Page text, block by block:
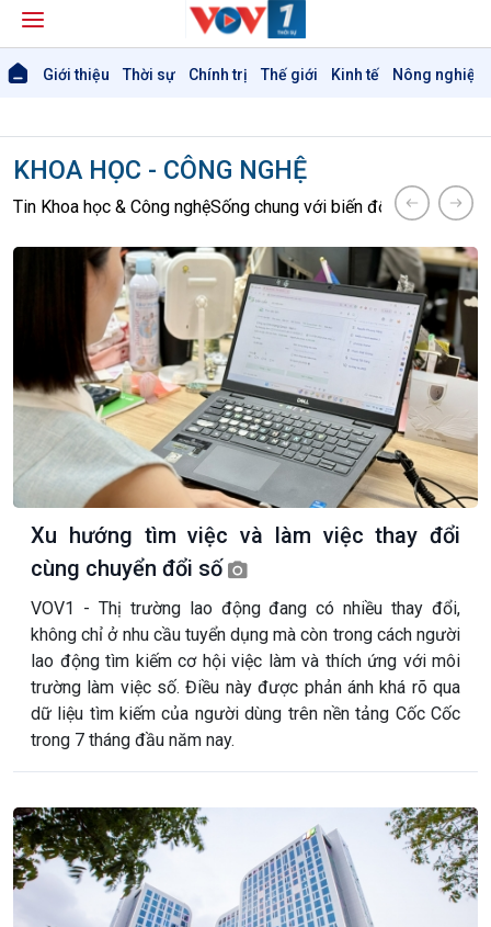
Giới thiệu Thời sự Chính trị Thế giới Kinh tế Nông nghiệp
KHOA HỌC - CÔNG NGHỆ
Tin Khoa học & Công nghệSống chung với biến đổi khí hậu Kết
Xu hướng tìm việc và làm việc thay đổi
cùng chuyển đổi số
VOV1 - Thị trường lao động đang có nhiều thay đổi,
không chỉ ở nhu cầu tuyển dụng mà còn trong cách người
lao động tìm kiếm cơ hội việc làm và thích ứng với môi
trường làm việc số. Điều này được phản ánh khá rõ qua
dữ liệu tìm kiếm của người dùng trên nền tảng Cốc Cốc
trong 7 tháng đầu năm nay.